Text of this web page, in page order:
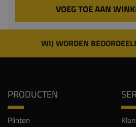
VOEG TOE AAN
WIJ WORDEN
PRODUCTEN
Plinten